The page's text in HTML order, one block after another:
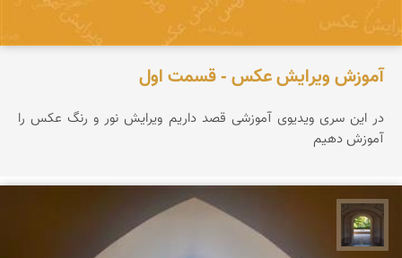
آموزش ویرایش عکس - قسمت اول
در این سری ویدیوی آموزشی قصد داریم ویرایش نور و رنگ عکس را
آموزش دهیم